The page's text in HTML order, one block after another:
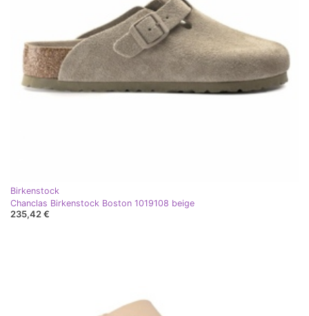
Birkenstock
Chanclas Birkenstock Boston 1019108 beige
235,42 €